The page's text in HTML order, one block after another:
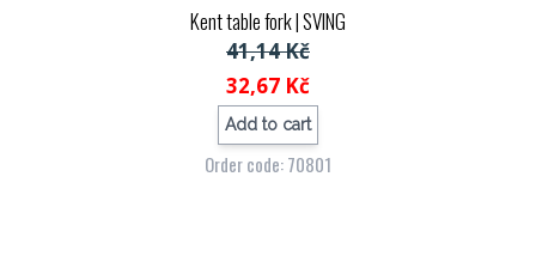
Kent table fork| SVING
41,14 Kč
32,67 Kč
Add to cart
Order code: 70801